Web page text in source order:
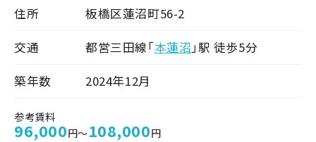
住所
板橋区蓮沼町56-2
交通
都営三田線「本蓮沼」駅 徒歩5分
築年数
2024年12月
参考賃料
96,000円～108,000円